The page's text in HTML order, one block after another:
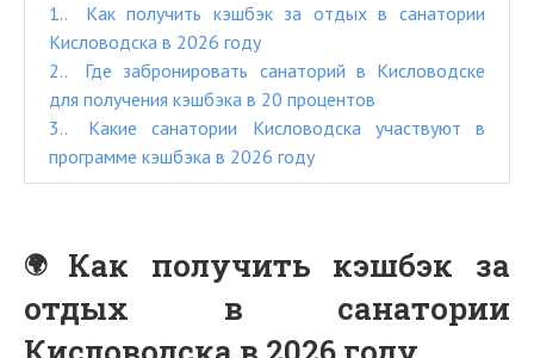
1.
Как получить кэшбэк за отдых в санатории
Кисловодска в 2026 году
2.
Где забронировать санаторий в Кисловодске
для получения кэшбэка в 20 процентов
3.
Какие санатории Кисловодска участвуют в
программе кэшбэка в 2026 году
Как получить кэшбэк за
отдых в санатории